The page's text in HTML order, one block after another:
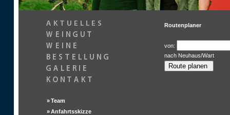
Routenplaner
von:
nach Neuhaus/Wart
»Team
»Anfahrtsskizze